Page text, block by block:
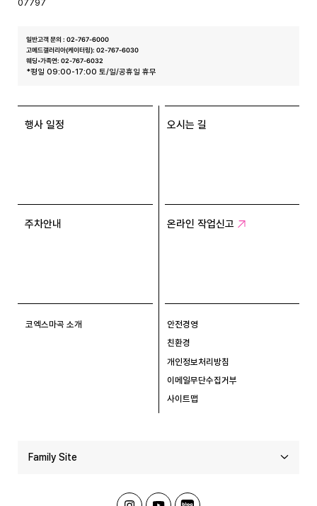
07797
일반고객 문의 : 02-767-6000
고메드갤러리아(케이터링): 02-767-6030
웨딩•가족연: 02-767-6032
*평일 09:00-17:00 토/일/공휴일 휴무
행사 일정 오시는 길
주차안내 온라인 작업신고
코엑스마곡 소개
안전경영
친환경
개인정보처리방침
이메일무단수집거부
사이트맵
Family Site